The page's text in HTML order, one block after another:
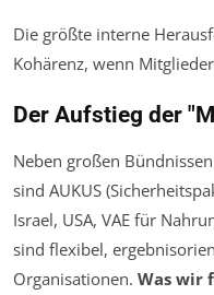
Die größte interne
Kohärenz, wenn
Der Aufstieg der
Neben großen
sind AUKUS
Israel, USA, VAE für
sind flexibel,
Organisationen. Was wir